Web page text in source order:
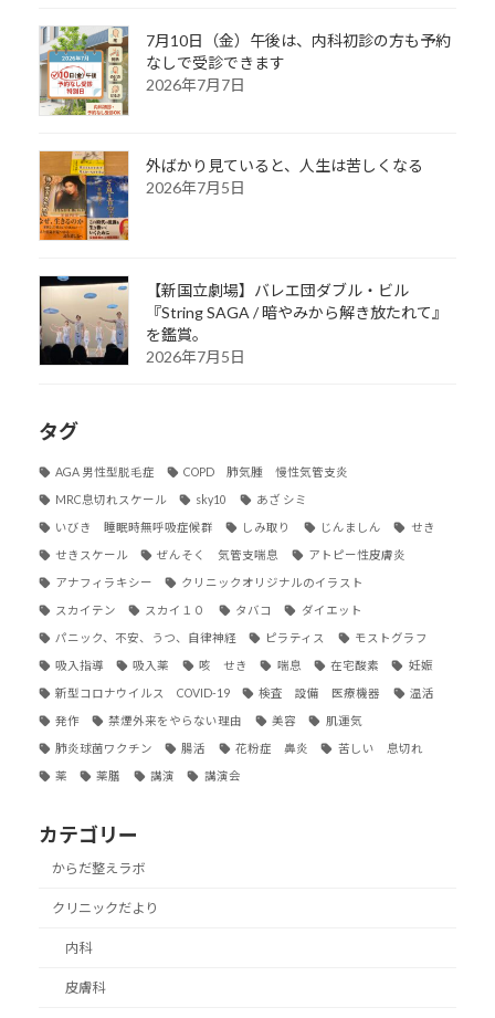
7月10日（金）午後は、内科初診の方も予約
なしで受診できます
2026年7月7日
外ばかり見ていると、人生は苦しくなる
2026年7月5日
【新国立劇場】バレエ団ダブル・ビル
『String SAGA / 暗やみから解き放たれて』
を鑑賞。
2026年7月5日
タグ
AGA 男性型脱毛症 COPD 肺気腫 慢性気管支炎
MRC息切れスケール sky10 あざ シミ
いびき 睡眠時無呼吸症候群 しみ取り じんましん せき
せきスケール ぜんそく 気管支喘息 アトピー性皮膚炎
アナフィラキシー クリニックオリジナルのイラスト
スカイテン スカイ１０ タバコ ダイエット
パニック、不安、うつ、自律神経 ピラティス モストグラフ
吸入指導 吸入薬 咳 せき 喘息 在宅酸素 妊娠
新型コロナウイルス COVID-19 検査 設備 医療機器 温活
発作 禁煙外来をやらない理由 美容 肌運気
肺炎球菌ワクチン 腸活 花粉症 鼻炎 苦しい 息切れ
薬 薬膳 講演 講演会
カテゴリー
からだ整えラボ
クリニックだより
内科
皮膚科